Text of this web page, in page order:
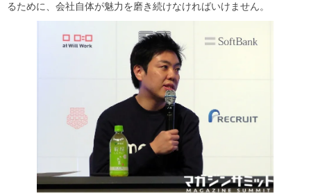
るために、会社自体が魅力を磨き続けなければいけません。